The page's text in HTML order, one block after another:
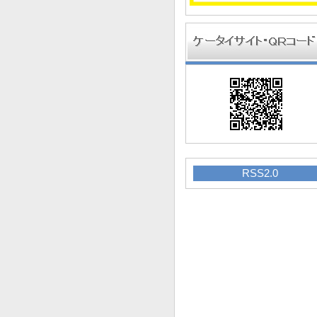
RSS2.0